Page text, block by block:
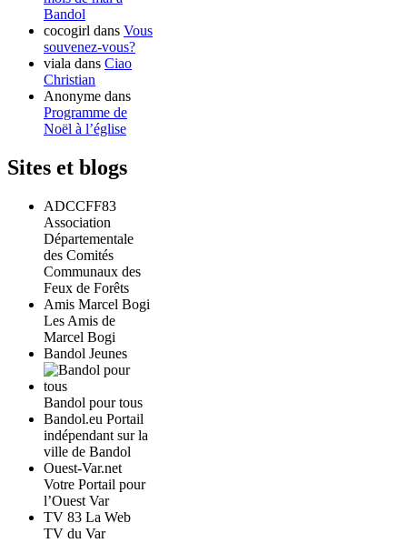
Bandol
cocogirl dans Vous
souvenez-vous?
viala dans Ciao
Christian
Anonyme dans
Programme de
Noël à l’église
Sites et blogs
ADCCFF83
Association
Départementale
des Comités
Communaux des
Feux de Forêts
Amis Marcel Bogi
Les Amis de
Marcel Bogi
Bandol Jeunes
Bandol pour tous
Bandol.eu Portail
indépendant sur la
ville de Bandol
Ouest-Var.net
Votre Portail pour
l’Ouest Var
TV 83 La Web
TV du Var